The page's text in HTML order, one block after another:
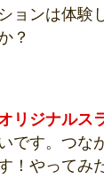
ョンは体験
？
リジナルス
です。つな
！やってみ